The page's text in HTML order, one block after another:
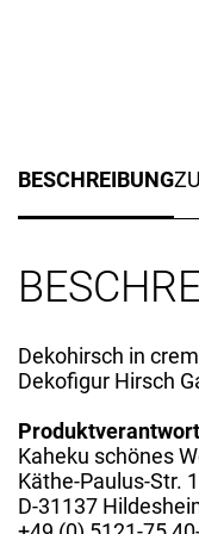
BESCHREIBUNG
Dekohirsch in
Dekofigur Hirsch
Kaheku schönes
Käthe-Paulus-Str.
D-31137